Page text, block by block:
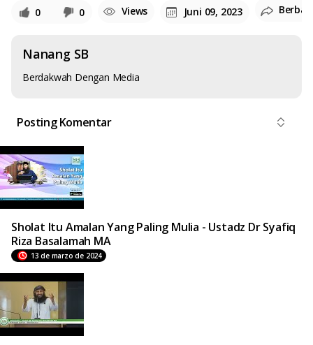
0 0 Views Juni 09, 2023
Nanang SB
Berdakwah Dengan Media
Posting Komentar
Sholat Itu Amalan Yang Paling Mulia - Ustadz Dr Syafiq
Riza Basalamah MA
13 de marzo de 2024